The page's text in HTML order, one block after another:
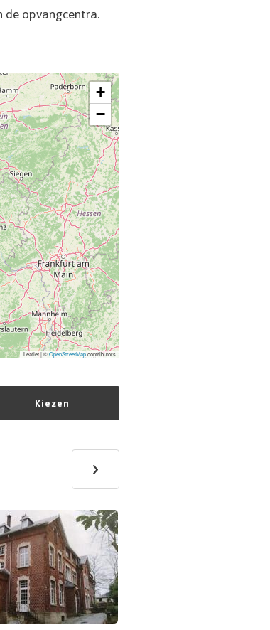
opvangcentra.
+
−
Leaflet | ©OpenStreetMapcontributors
Kiezen
Next
page
›